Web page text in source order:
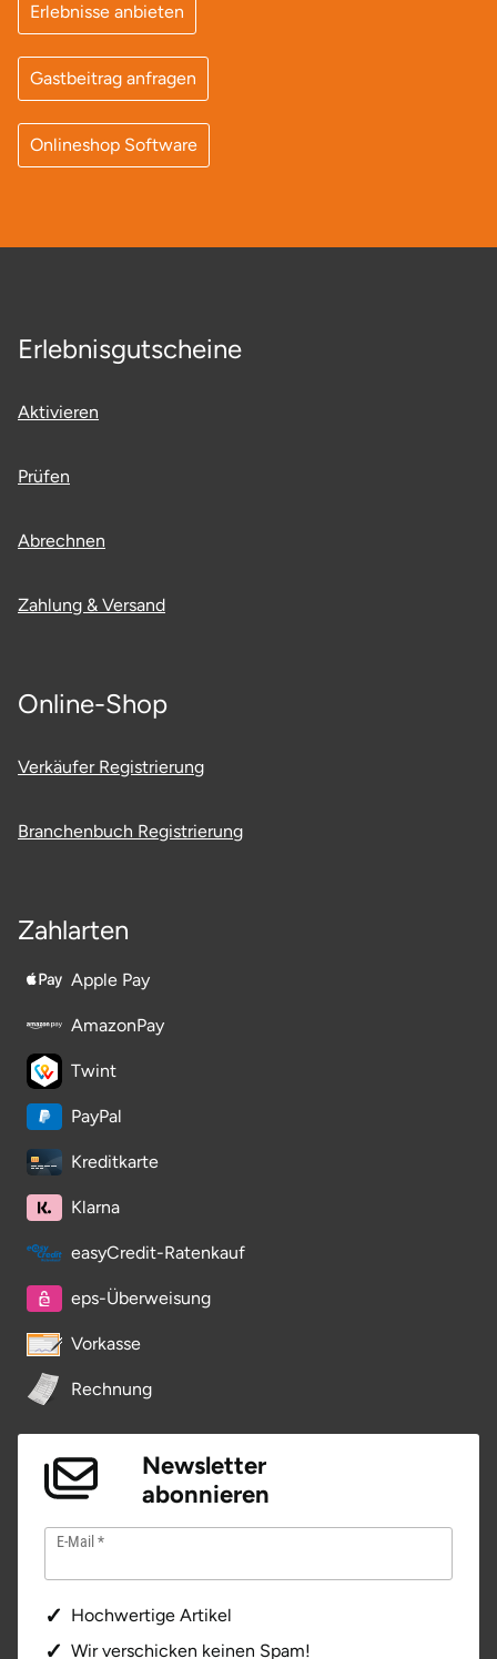
Erlebnisse anbieten
Gastbeitrag anfragen
Onlineshop Software
Erlebnisgutscheine
Aktivieren
Prüfen
Abrechnen
Zahlung & Versand
Online-Shop
Verkäufer Registrierung
Branchenbuch Registrierung
Zahlarten
Apple Pay
AmazonPay
Twint
PayPal
Kreditkarte
Klarna
easyCredit-Ratenkauf
eps-Überweisung
Vorkasse
Rechnung
Newsletter
abonnieren
E-Mail
Hochwertige Artikel
Wir verschicken keinen Spam!